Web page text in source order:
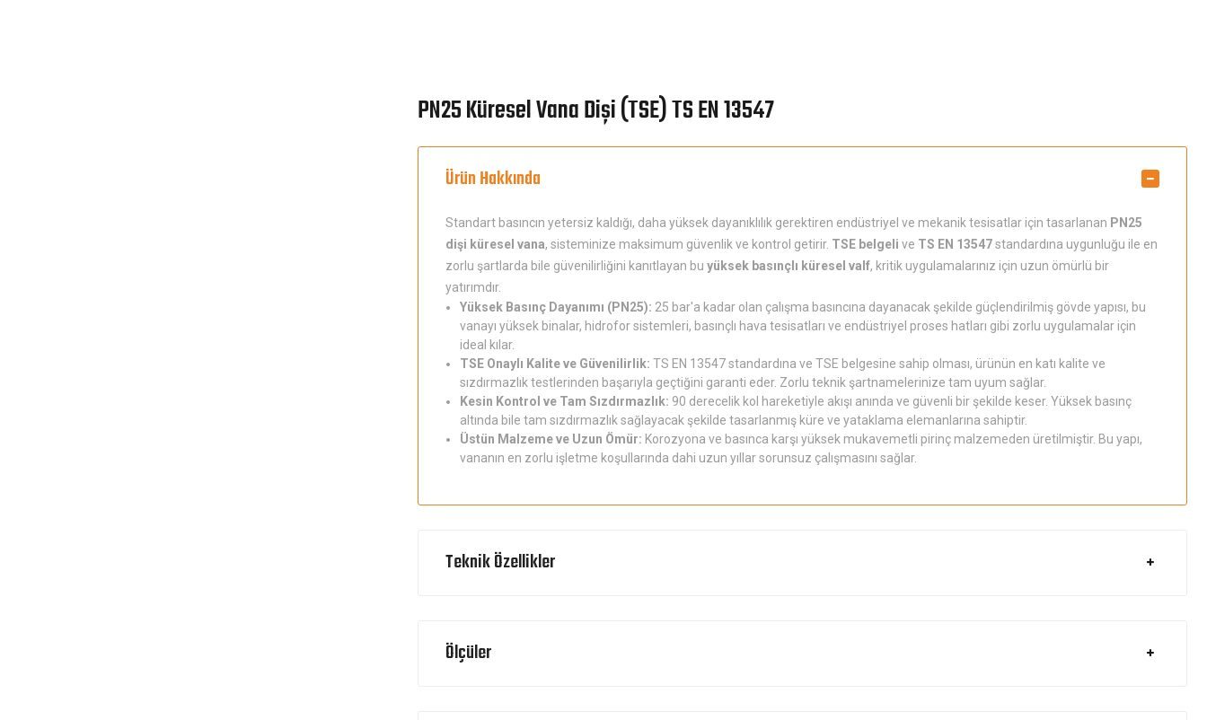
PN25 Küresel Vana Dişi (TSE) TS EN 13547
Ürün Hakkında
Standart basıncın yetersiz kaldığı, daha yüksek dayanıklılık gerektiren endüstriyel ve mekanik tesisatlar için tasarlanan PN25
dişi küresel vana, sisteminize maksimum güvenlik ve kontrol getirir. TSE belgeli ve TS EN 13547standardına uygunluğu ile en
zorlu şartlarda bile güvenilirliğini kanıtlayan buyüksek basınçlı küresel valf, kritik uygulamalarınız için uzun ömürlü bir
yatırımdır.
Yüksek Basınç Dayanımı (PN25): 25 bar'a kadar olan çalışma basıncına dayanacak şekilde güçlendirilmiş gövde yapısı, bu
vanayı yüksek binalar, hidrofor sistemleri, basınçlı hava tesisatları ve endüstriyel proses hatları gibi zorlu uygulamalar için
ideal kılar.
TSE Onaylı Kalite ve Güvenilirlik: TS EN 13547 standardına ve TSE belgesine sahip olması, ürünün en katı kalite ve
sızdırmazlık testlerinden başarıyla geçtiğini garanti eder. Zorlu teknik şartnamelerinize tam uyum sağlar.
Kesin Kontrol ve Tam Sızdırmazlık: 90 derecelik kol hareketiyle akışı anında ve güvenli bir şekilde keser. Yüksek basınç
altında bile tam sızdırmazlık sağlayacak şekilde tasarlanmış küre ve yataklama elemanlarına sahiptir.
Üstün Malzeme ve Uzun Ömür: Korozyona ve basınca karşı yüksek mukavemetli pirinç malzemeden üretilmiştir. Bu yapı,
vananın en zorlu işletme koşullarında dahi uzun yıllar sorunsuz çalışmasını sağlar.
Teknik Özellikler
Ölçüler